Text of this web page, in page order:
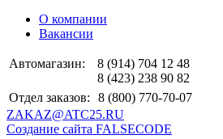
О компании
Вакансии
Автомагазин:
8 (914) 704 12 48
8 (423) 238 90 82
Отдел заказов:
8 (800) 770-70-07
ZAKAZ@ATC25.RU
Создание сайта FALSECODE